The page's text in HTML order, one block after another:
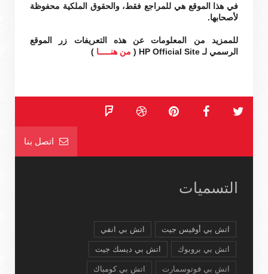
في هذا الموقع هي للمراجع فقط، والحقوق الملكية محفوظة
لأصحابها.
للممزيد من المعلومات عن هذه التعريفات زر الموقع
الرسمي لـ HP Official Site (
من هنـــــا )
اتصل بنا
التسميات
اتش بي أوفيس جيت اتش بي انفي
اتش بي بروبوك اتش بي ديسك جيت
اتش بي فوتوسمارت اتش بي كومباك